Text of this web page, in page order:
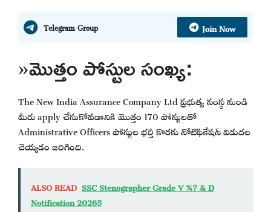
Telegram Group Join Now
»మొత్తం పోస్టుల సంఖ్య:
The New India Assurance Company Ltd ప్రభుత్వ సంస్థ నుండి
మీరు apply చేసుకోవడానికి మొత్తం 170 పోస్టులతో
Administrative Officers పోస్టుల భర్తీ కొరకు నోటిఫికేషన్ విడుదల
చెయ్యడం జరిగింది.
ALSO READ SSC Stenographer Grade V %? & D
Notification 20265